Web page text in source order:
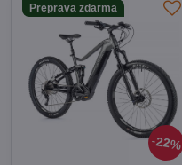
22%
Preprava zdarma